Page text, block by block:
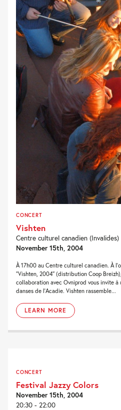
CONCERT
Vishten
Centre culturel canadien (Invalides)
November 15th, 2004
À 17h00 au Centre culturel canadien. À
“Vishten, 2004″ (distribution Coop
collaboration avec Ovniprod vous invite
danses de l’Acadie. Vishten rassemble...
LEARN MORE
CONCERT
Festival Jazzy Colors
November 15th, 2004
20:30 - 22:00